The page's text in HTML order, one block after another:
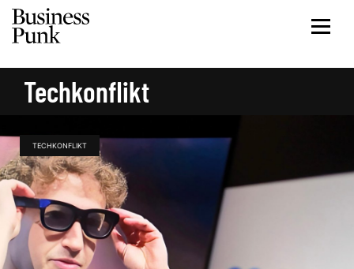
Techkonflikt
TECHKONFLIKT